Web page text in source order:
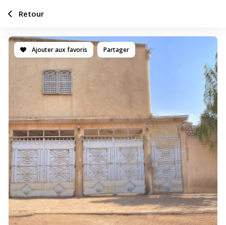
Ajouter aux favoris Partager
Retour